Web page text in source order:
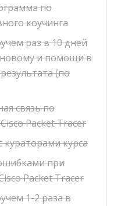
по
коучинга
раз в 10 дней
новому и помощи в
(по
связь по
Packet Tracer
кураторами курса
при
Packet Tracer
1-2 раза в